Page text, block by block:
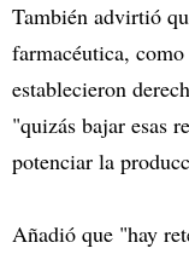
También advirtió
farmacéutica,
establecieron
"quizás bajar esas
potenciar la
Añadió que "hay